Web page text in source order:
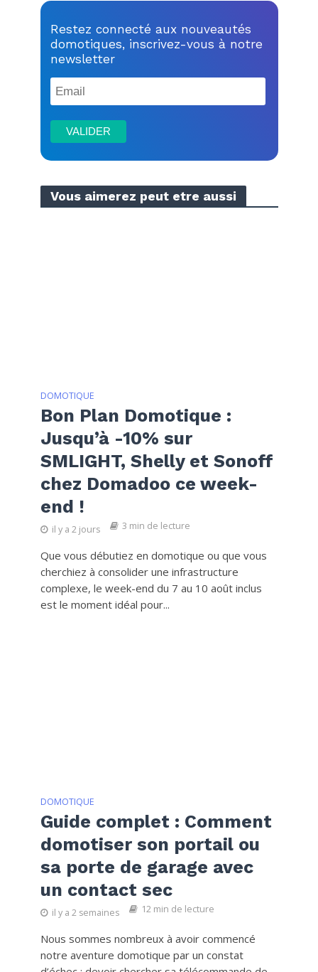
Restez connecté aux nouveautés
domotiques, inscrivez-vous à notre
newsletter
Vous aimerez peut etre aussi
DOMOTIQUE
Bon Plan Domotique :
Jusqu’à -10% sur
SMLIGHT, Shelly et Sonoff
chez Domadoo ce week-
end !
il y a 2 jours 3 min de lecture
Que vous débutiez en domotique ou que vous
cherchiez à consolider une infrastructure
complexe, le week-end du 7 au 10 août inclus
est le moment idéal pour...
DOMOTIQUE
Guide complet : Comment
domotiser son portail ou
sa porte de garage avec
un contact sec
il y a 2 semaines 12 min de lecture
Nous sommes nombreux à avoir commencé
notre aventure domotique par un constat